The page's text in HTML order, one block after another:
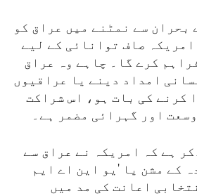
بحران سے نمٹنے میں عراق کو
صاف توانائی کے لیے
کرے گا۔ چاہے وہ عراق
امداد دینے یا عراقیوں
کرنے کی بات ہو، اس شراکت
اور گہرائی مضمر ہے۔
ہے کہ امریکہ نے عراق سے
کے مشن یا 'یو این اے ایم
اعانت کی مد میں